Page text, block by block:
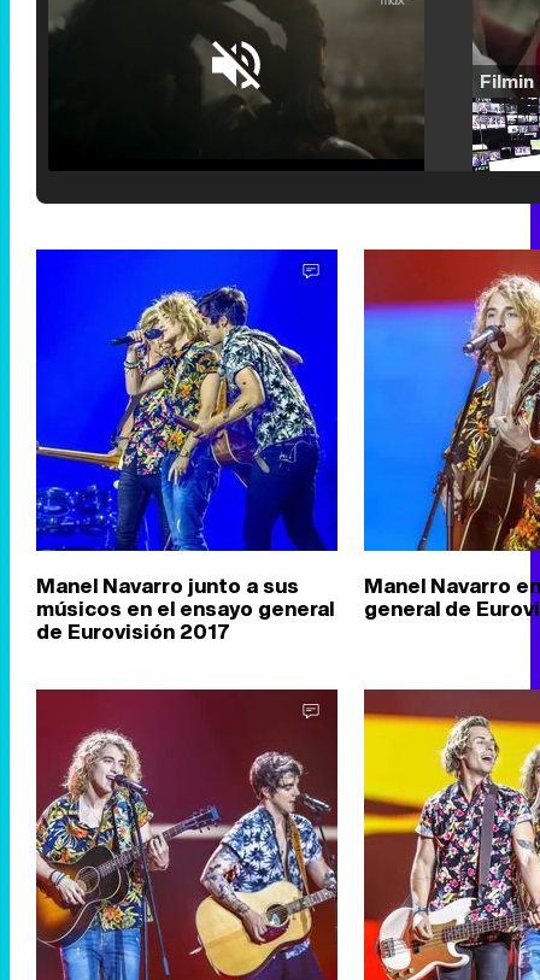
Manel Navarro junto a sus
músicos en el ensayo general
de Eurovisión 2017
Manel Navarro
general de